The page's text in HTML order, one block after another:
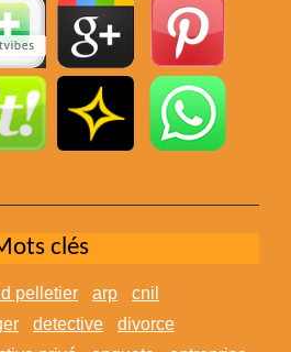
clés
pelletier arp
cnil
detective
divorce